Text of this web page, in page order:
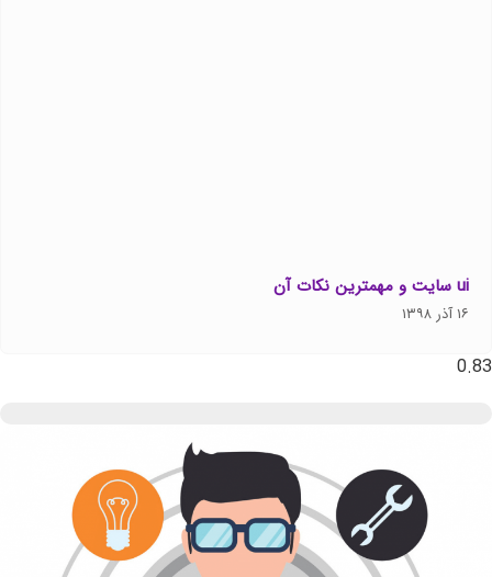
ui سایت و مهمترین نکات آن
۱۶ آذر ۱۳۹۸